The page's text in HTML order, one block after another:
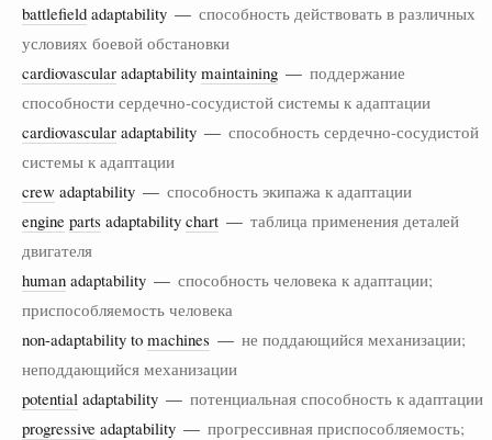
battlefield adaptability — способность действовать в различных
условиях боевой обстановки
cardiovascular adaptability maintaining — поддержание
способности сердечно-сосудистой системы к адаптации
cardiovascular adaptability — способность сердечно-сосудистой
системы к адаптации
crew adaptability — способность экипажа к адаптации
engine parts adaptability chart — таблица применения деталей
двигателя
human adaptability — способность человека к адаптации;
приспособляемость человека
non-adaptability to machines — не поддающийся механизации;
неподдающийся механизации
potential adaptability — потенциальная способность к адаптации
progressive adaptability — прогрессивная приспособляемость;